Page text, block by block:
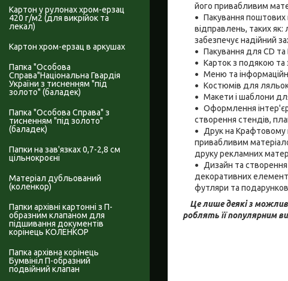
його привабливим
Пакування поштових
відправлень, таких як:
забезпечує надійний
Пакування для CD та
Карток з подякою та
Меню та
Костюмів для
Макети і шаблони
Оформлення
створення стендів,
Друк на Крафтовому
привабливим
друку рекламних
Дизайн та
декоративних
футляри та
Це лише деякі з
роблять її популярним
Картон у рулонах хром-ерзац
420 г/м2 (для викрійок та
лекал)
Картон хром-ерзац в аркушах
Папка "Особова
Справа"Національна Гвардія
України з тисненням "під
золото" (баладек)
Папка "Особова Справа" з
тисненням "під золото"
(баладек)
Папки на зав'язках 0,7-2,8 см
цільнокроєні
Матеріал дубльований
(коленкор)
Папки архівні картонні з П-
образним клапаном для
підшивання документів
корінець КОЛЕНКОР
Папка архівна корінець
Бумвініл П-образний
подвійний клапан